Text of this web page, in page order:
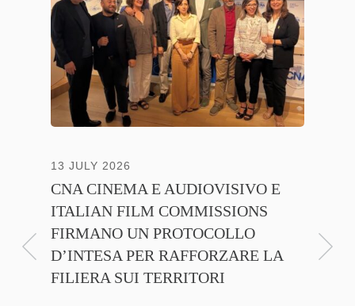
13 JULY 2026
CNA CINEMA E AUDIOVISIVO E
ITALIAN FILM COMMISSIONS
FIRMANO UN PROTOCOLLO
D’INTESA PER RAFFORZARE LA
FILIERA SUI TERRITORI